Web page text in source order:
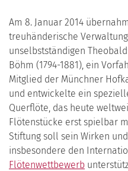
Am 8. Januar 2014
treuhänderische
unselbstständigen
Böhm (1794-1881), ein
Mitglied der Münchner
und entwickelte ein
Querflöte, das heute
Flötenstücke erst spielbar
Stiftung soll sein Wirken
insbesondere den
Flötenwettbewerb